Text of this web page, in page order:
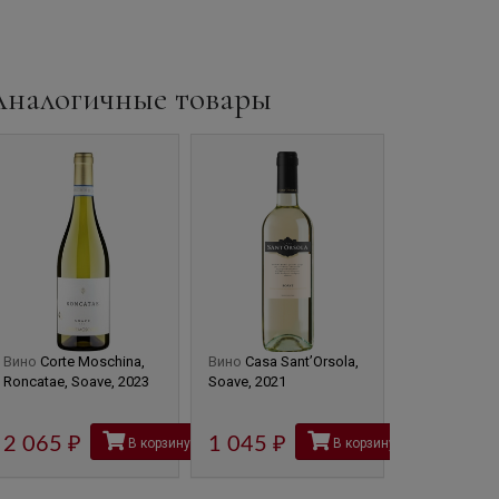
товары
Вино Corte Moschina,
Roncatae, Soave, 2023
2 065 рубВ корзину
Вино Casa Sant’Orsola,
Soave, 2021
1 045 рубВ корзину